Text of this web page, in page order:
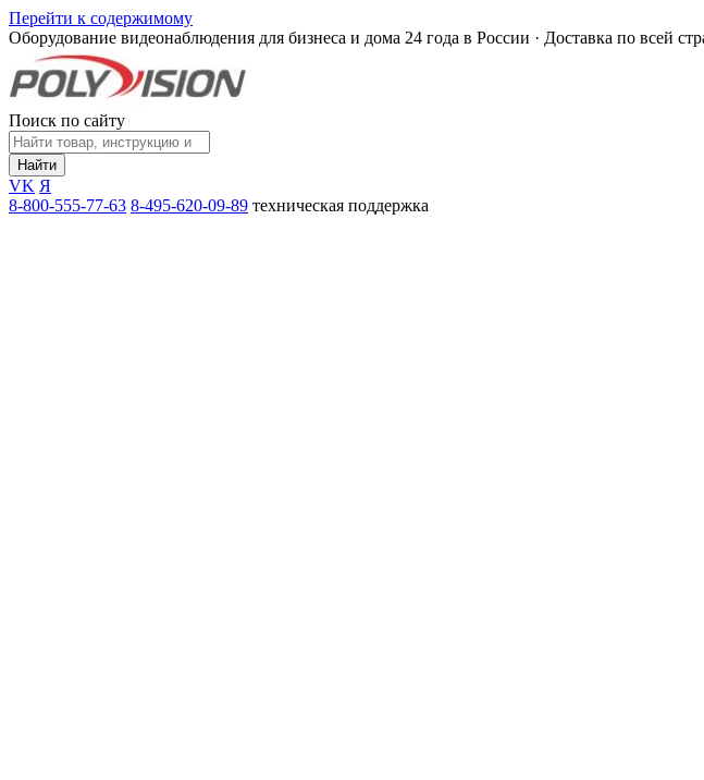
Перейти к содержимому
Оборудование видеонаблюдения для бизнеса и дома 24 года в России · Доставка по всей
Поиск по сайту
Найти
VK Я
8-800-555-77-63 8-495-620-09-89 техническая поддержка